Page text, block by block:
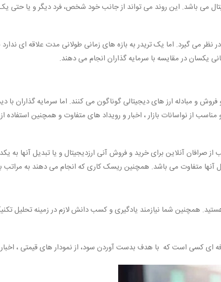
می باشد. این روند می تواند از جانب خود شخص، فرد دیگر و یا حتی
می گیرد. اما یک تریدر به بازه های زمانی طولانی مدت علاقه ای
یکسان در مقایسه با سرمایه گذاران انجام می دهند.
و مبادله ارز های دیجیتالی گوناگون می کنند. اما سرمایه گذاران با
از نواسانات بازار ، اخبار و رویداد های متفاوت و همچنین استفاده
صرافان آنلاین برای خرید و فروش آنی ارزدیجیتال و یا تبدیل آنها به
آنها متفاوت می باشد. همچنین ریسک کاری که انجام می دهند به مراتب
همچنین شما نیازمند یادگیری و کسب دانش لازم در زمینه تحلیل
ای کسی است که با هدف بدست آوردن سود، از نمودار های قیمتی ، اخبار